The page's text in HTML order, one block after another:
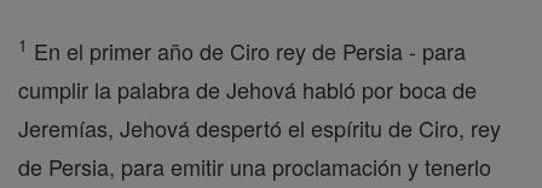
1 En el primer año de Ciro rey de Persia - para
cumplir la palabra de Jehová habló por boca de
Jeremías, Jehová despertó el espíritu de Ciro, rey
de Persia, para emitir una proclamación y tenerlo